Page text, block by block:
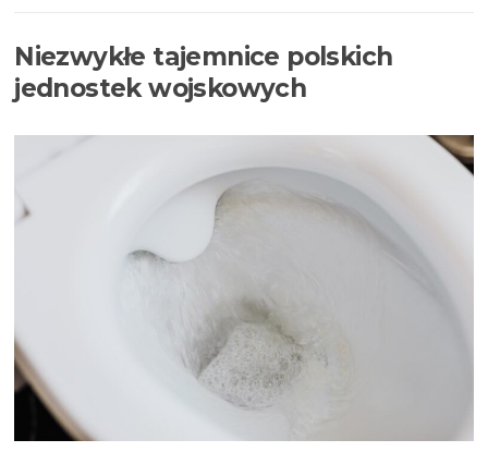
Niezwykłe tajemnice polskich
jednostek wojskowych